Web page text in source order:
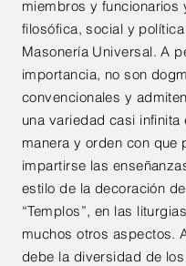
miembros y funcionarios
filosófica, social y
Masonería Universal. A
importancia, no son
convencionales y
una variedad casi infinita
manera y orden con que
impartirse las
estilo de la decoración
“Templos”, en las
muchos otros aspectos.
debe la diversidad de los